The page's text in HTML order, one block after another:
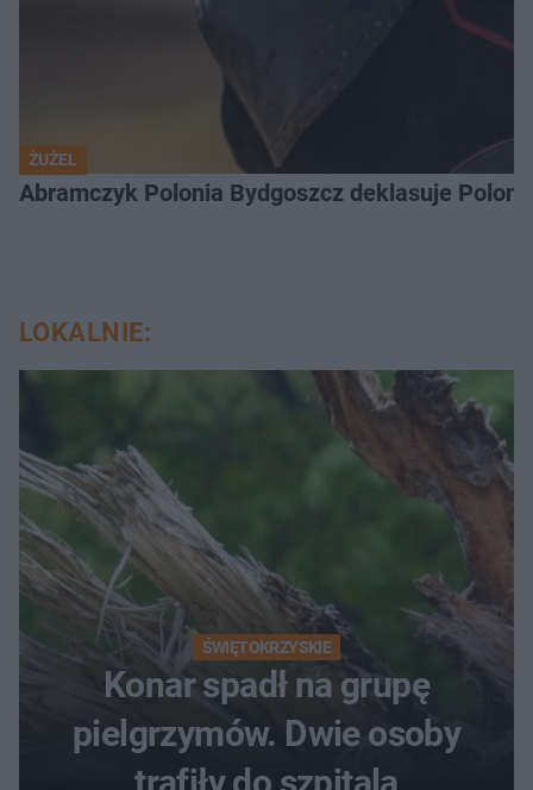
ŻUŻEL
Abramczyk Polonia Bydgoszcz deklasuje
LOKALNIE:
ŚWIĘTOKRZYSKIE
Konar spadł na grupę
pielgrzymów. Dwie osoby